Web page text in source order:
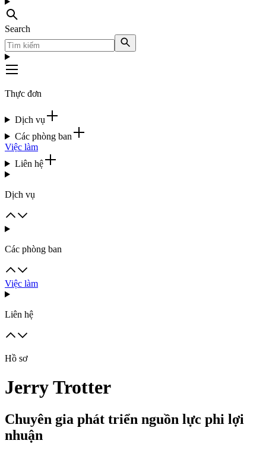
Search
Thực đơn
Dịch vụ
Các phòng ban
Việc làm
Liên hệ
Dịch vụ
Các phòng ban
Việc làm
Liên hệ
Hồ sơ
Jerry Trotter
Chuyên gia phát triển nguồn lực phi lợi
nhuận